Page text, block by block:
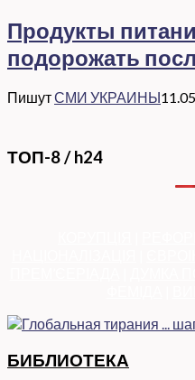
Продукты
подорожать
ПишутСМИ УКРАИНЫ
ТОП-8 / h24
БИБЛИОТЕКА